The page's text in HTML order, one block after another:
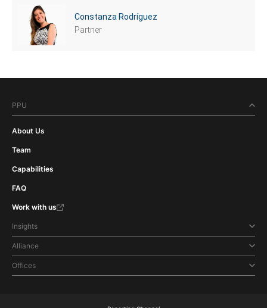
Constanza Rodríguez
Partner
PPU
About Us
Team
Capabilities
FAQ
Work with us
Insights
Alliance
Offices